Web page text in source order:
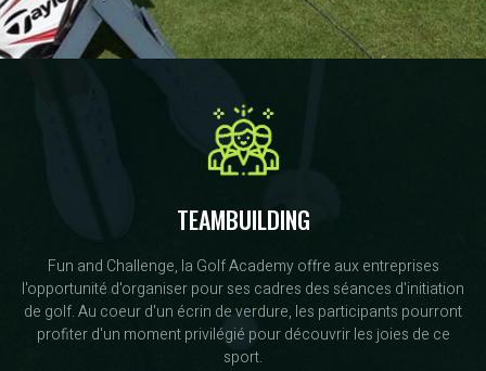
TEAMBUILDING
Fun and Challenge, la Golf Academy offre aux entreprises
l'opportunité d'organiser pour ses cadres des séances d'initiation
de golf. Au coeur d'un écrin de verdure, les participants pourront
profiter d'un moment privilégié pour découvrir les joies de ce
sport.